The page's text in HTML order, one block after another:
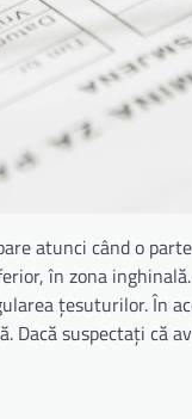
atunci când o
în zona
țesuturilor. În
suspectați că